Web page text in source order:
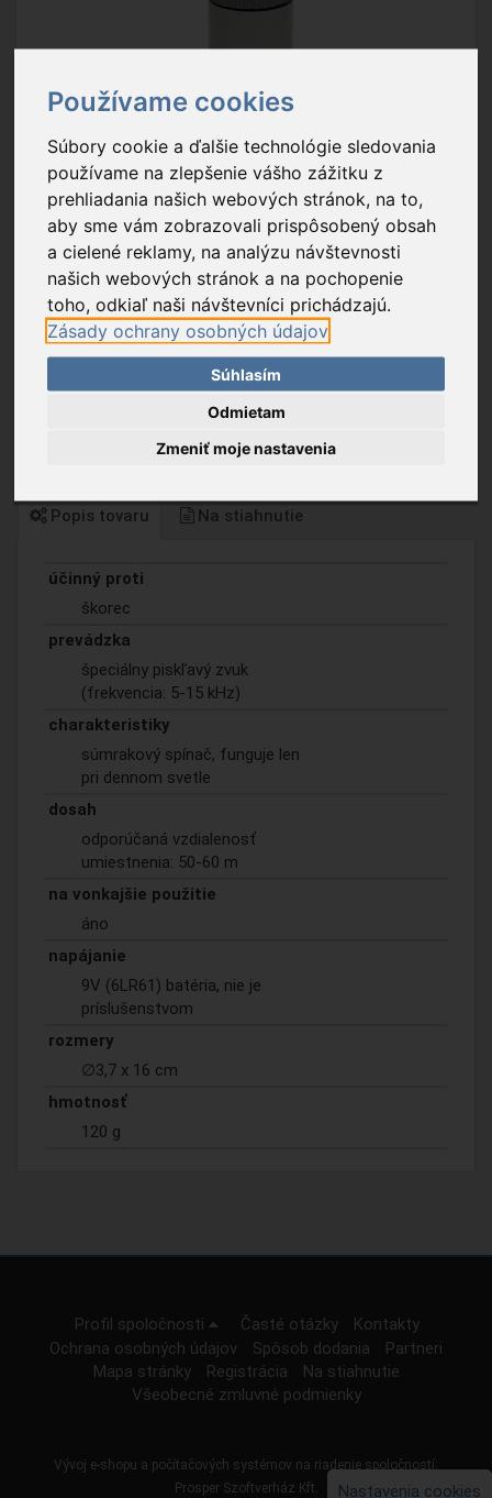
Používame cookies
Súbory cookie a ďalšie technológie sledovania
používame na zlepšenie vášho zážitku z
prehliadania našich webových stránok, na to,
aby sme vám zobrazovali prispôsobený obsah
a cielené reklamy, na analýzu návštevnosti
našich webových stránok a na pochopenie
toho, odkiaľ naši návštevníci prichádzajú.
Zásady ochrany osobných údajov
Súhlasím
Odmietam
Zmeniť moje nastavenia
Popis tovaru Na stiahnutie
účinný proti
škorec
prevádzka
špeciálny piskľavý zvuk
(frekvencia: 5-15 kHz)
charakteristiky
súmrakový spínač, funguje len
pri dennom svetle
dosah
odporúčaná vzdialenosť
umiestnenia: 50-60 m
na vonkajšie použitie
áno
napájanie
9V (6LR61) batéria, nie je
príslušenstvom
rozmery
∅3,7 x 16 cm
hmotnosť
120 g
Profil spoločnosti Časté otázky
Kontakty
Ochrana osobných údajov
Spôsob dodania
Partneri
Mapa stránky
Registrácia
Na stiahnutie
Všeobecné zmluvné podmienky
Vývoj e-shopu a počítačových systémov na riadenie spoločností:
Prosper Szoftverház Kft.
Nastavenia cookies